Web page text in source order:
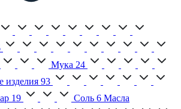
Мука 24
изделия 93
19 Соль 6 Масла